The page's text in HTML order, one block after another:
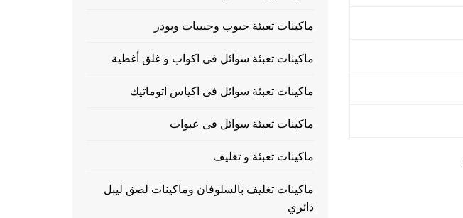
ماكينات تعبئة حبوب وحبيبات وبودر
ماكينات تعبئة سوائل فى اكواب و غلق أغطية
ماكينات تعبئة سوائل فى اكياس اتوماتيك
ماكينات تعبئة سوائل فى عبوات
ماكينات تعبئة و تغليف
ماكينات تغليف بالسلوفان وماكينات لصق ليبل
دائري